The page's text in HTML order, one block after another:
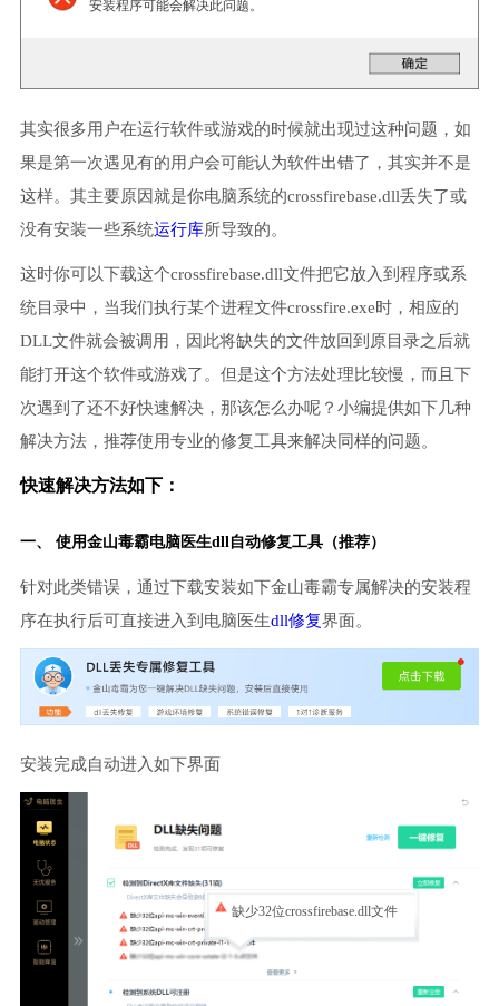
安装程序可能会解决此问题。
其实很多用户在运行软件或游戏的时候就出现过这种问题，如
果是第一次遇见有的用户会可能认为软件出错了，其实并不是
这样。其主要原因就是你电脑系统的crossfirebase.dll丢失了或
没有安装一些系统运行库所导致的。
这时你可以下载这个crossfirebase.dll文件把它放入到程序或系
统目录中，当我们执行某个进程文件crossfire.exe时，相应的
DLL文件就会被调用，因此将缺失的文件放回到原目录之后就
能打开这个软件或游戏了。但是这个方法处理比较慢，而且下
次遇到了还不好快速解决，那该怎么办呢？小编提供如下几种
解决方法，推荐使用专业的修复工具来解决同样的问题。
快速解决方法如下：
一、 使用金山毒霸电脑医生dll自动修复工具（推荐）
针对此类错误，通过下载安装如下金山毒霸专属解决的安装程
序在执行后可直接进入到电脑医生dll修复界面。
安装完成自动进入如下界面
缺少32位crossfirebase.dll文件